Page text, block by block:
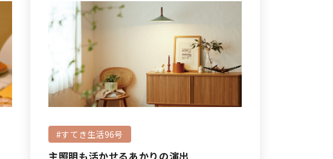
#すてき生活96号
主照明も活かせるあかりの演出